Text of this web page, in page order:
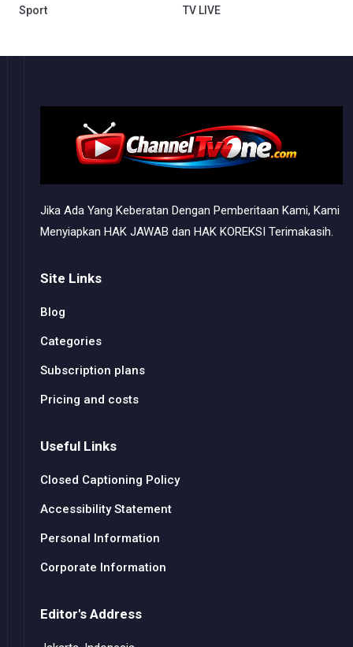
Sport TV LIVE
Jika Ada Yang Keberatan Dengan Pemberitaan Kami, Kami
Menyiapkan HAK JAWAB dan HAK KOREKSI Terimakasih.
Site Links
Blog
Categories
Subscription plans
Pricing and costs
Useful Links
Closed Captioning Policy
Accessibility Statement
Personal Information
Corporate Information
Editor's Address